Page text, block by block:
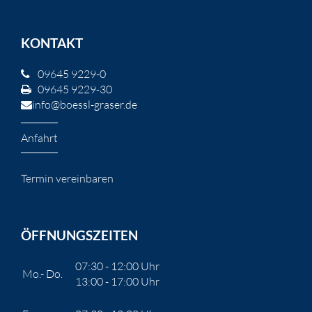
KONTAKT
09645 9229-0
09645 9229-30
info@boessl-graser.de
Anfahrt
Termin vereinbaren
ÖFFNUNGSZEITEN
Mo.- Do.
07:30 - 12:00 Uhr
13:00 - 17:00 Uhr